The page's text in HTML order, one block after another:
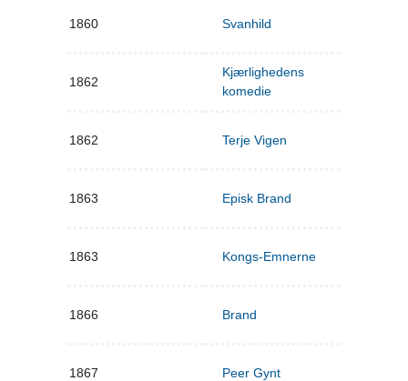
1860 Svanhild
1862
Kjærlighedens
komedie
1862 Terje Vigen
1863 Episk Brand
1863 Kongs-Emnerne
1866 Brand
1867 Peer Gynt